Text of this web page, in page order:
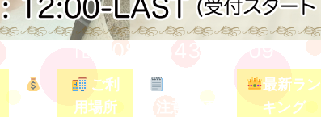
ご利
用場所
最新ラン
キング